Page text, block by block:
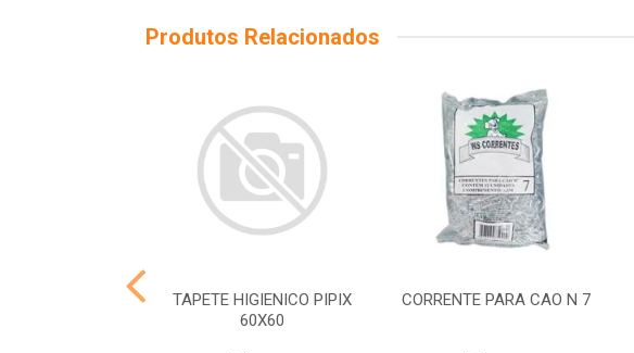
Produtos Relacionados
TAPETE HIGIENICO PIPIX
60X60
CORRENTE PARA CAO N 7